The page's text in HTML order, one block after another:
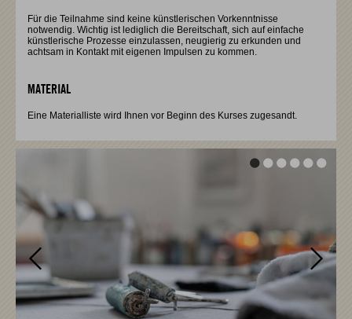
Für die Teilnahme sind keine künstlerischen Vorkenntnisse
notwendig. Wichtig ist lediglich die Bereitschaft, sich auf einfache
künstlerische Prozesse einzulassen, neugierig zu erkunden und
achtsam in Kontakt mit eigenen Impulsen zu kommen.
MATERIAL
Eine Materialliste wird Ihnen vor Beginn des Kurses zugesandt.